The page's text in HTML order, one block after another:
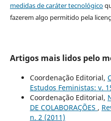
medidas de caráter tecnológico
fazerem algo permitido pela
Artigos mais lidos pelo
Coordenação Editorial,
Estudos Feministas: v.
Coordenação Editorial,
DE COLABORAÇÕES ,
n. 2 (2011)